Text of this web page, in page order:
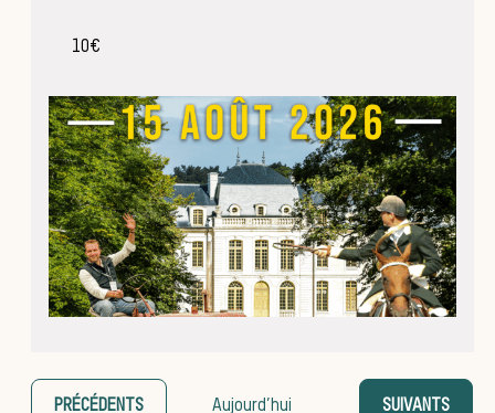
Chasser les idées reçues
Bien-être animal
Héritage
Histoire de la chasse à
courre
Patrimoine
10€
ÉVÈNEMENTS
PRÉCÉDENTS Aujourd’hui ÉVÈNEMENTS
SUIVANTS